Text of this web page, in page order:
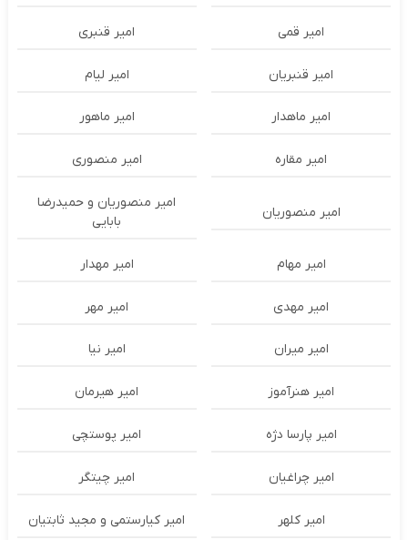
امیر قمی امیر قنبری
امیر قنبریان امیر لیام
امیر ماهدار امیر ماهور
امیر مقاره امیر منصوری
امیر منصوریان
امیر منصوریان و حمیدرضا
بابایی
امیر مهام امیر مهدار
امیر مهدی امیر مهر
امیر میران امیر نیا
امیر هنرآموز امیر هیرمان
امیر پارسا دژه امیر پوستچی
امیر چراغیان امیر چیتگر
امیر کلهر امیر کیارستمی و مجید ثابتیان